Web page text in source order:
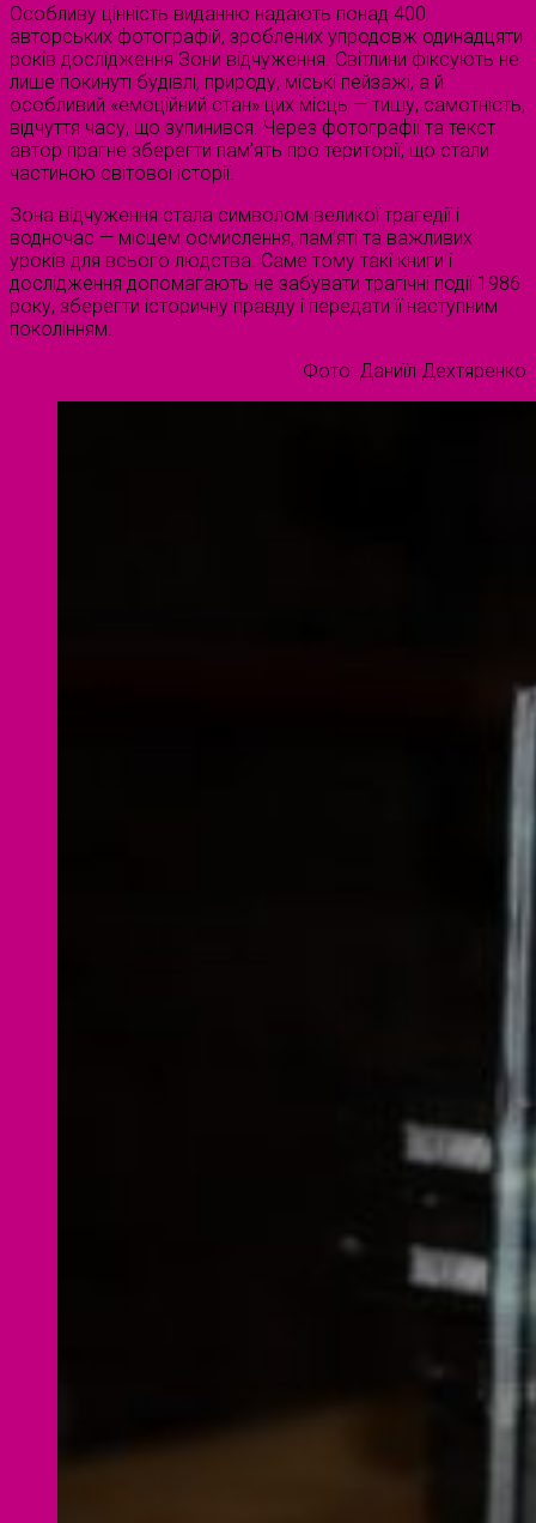
Особливу цінність виданню надають понад 400
авторських фотографій, зроблених упродовж одинадцяти
років дослідження Зони відчуження. Світлини фіксують не
лише покинуті будівлі, природу, міські пейзажі, а й
особливий «емоційний стан» цих місць — тишу, самотність,
відчуття часу, що зупинився. Через фотографії та текст
автор прагне зберегти пам’ять про території, що стали
частиною світової історії.
Зона відчуження стала символом великої трагедії і
водночас — місцем осмислення, пам’яті та важливих
уроків для всього людства. Саме тому такі книги і
дослідження допомагають не забувати трагічні події 1986
року, зберегти історичну правду і передати її наступним
поколінням.
Фото: Даниїл Дехтяренко